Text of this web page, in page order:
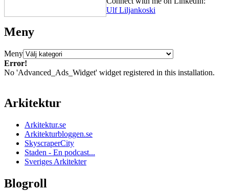
Ulf Liljankoski
Meny
Meny
Error!
No 'Advanced_Ads_Widget' widget registered in this installation.
Arkitektur
Arkitektur.se
Arkitekturbloggen.se
SkyscraperCity
Staden - En podcast...
Sveriges Arkitekter
Blogroll